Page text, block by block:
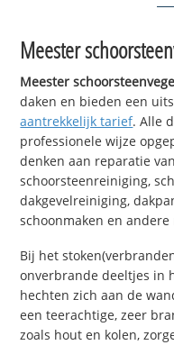
Meester
Meester
daken en bieden een
aantrekkelijk tarief. Alle
professionele wijze
denken aan reparatie
schoorsteenreiniging,
dakgevelreiniging,
schoonmaken en
Bij het
onverbrande deeltjes in
hechten zich aan de
een teerachtige, zeer
zoals hout en kolen,